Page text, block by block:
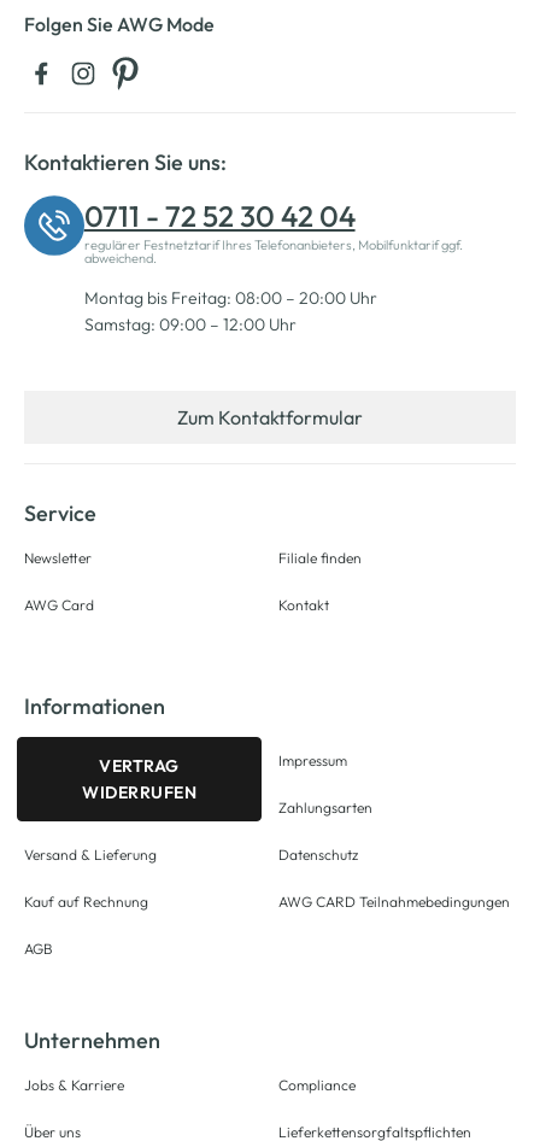
Folgen Sie AWG Mode
Kontaktieren Sie uns:
0711 - 72 52 30 42 04
regulärer Festnetztarif Ihres Telefonanbieters, Mobilfunktarif ggf.
abweichend.
Montag bis Freitag: 08:00 – 20:00 Uhr
Samstag: 09:00 – 12:00 Uhr
Zum Kontaktformular
Service
Newsletter
AWG Card
Filiale finden
Kontakt
Informationen
VERTRAG
WIDERRUFEN
Versand & Lieferung
Kauf auf Rechnung
AGB
Impressum
Zahlungsarten
Datenschutz
AWG CARD Teilnahmebedingungen
Unternehmen
Jobs & Karriere
Über uns
Compliance
Lieferkettensorgfaltspflichten